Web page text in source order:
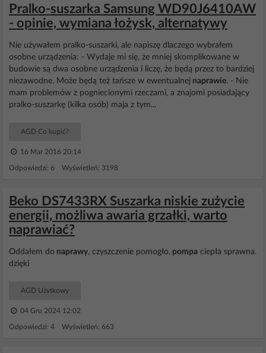
Pralko-suszarka Samsung WD90J6410AW
- opinie, wymiana łożysk, alternatywy
Nie używałem pralko-suszarki, ale napiszę dlaczego wybrałem
osobne urządzenia: - Wydaje mi się, że mniej skomplikowane w
budowie są dwa osobne urządzenia i liczę, że będą przez to bardziej
niezawodne. Może będą też tańsze w ewentualnej naprawie. - Nie
mam problemów z pogniecionymi rzeczami, a znajomi posiadający
pralko-suszarkę (kilka osób) maja z tym...
AGD Co kupić?
16 Mar 2016 20:14
Odpowiedzi: 6 Wyświetleń: 3198
Beko DS7433RX Suszarka niskie zużycie
energii, możliwa awaria grzałki, warto
naprawiać?
Oddałem do naprawy, czyszczenie pomogło, pompa ciepła sprawna.
dzięki
AGD Użytkowy
04 Gru 2024 12:02
Odpowiedzi: 4 Wyświetleń: 663